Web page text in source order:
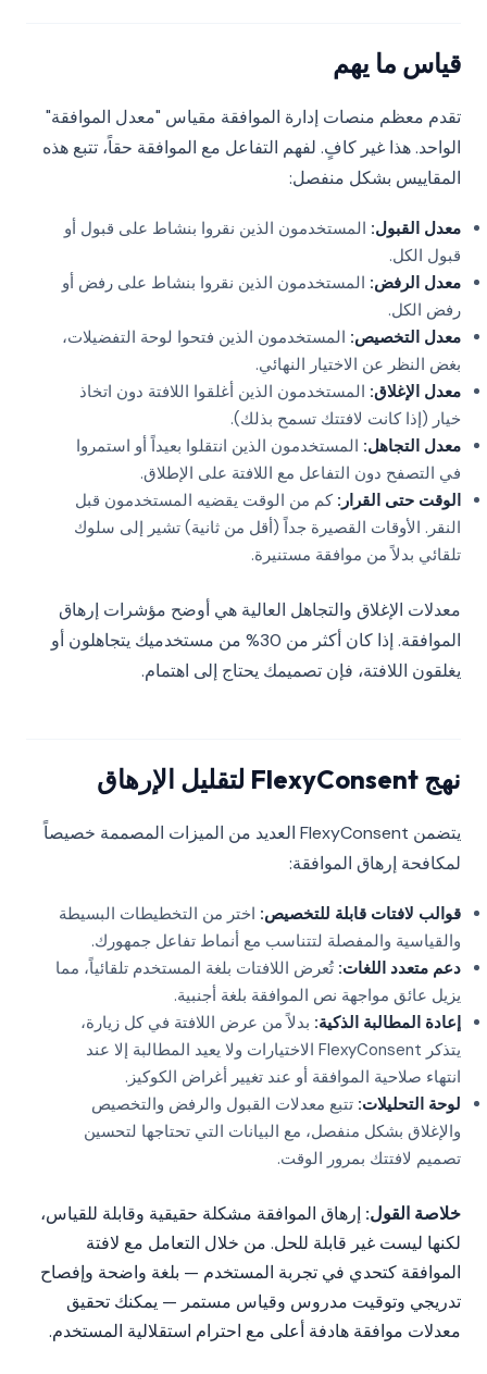
قياس ما يهم
تقدم معظم منصات إدارة الموافقة مقياس "معدل الموافقة"
الواحد. هذا غير كافٍ. لفهم التفاعل مع الموافقة حقاً، تتبع هذه
المقاييس بشكل منفصل:
معدل القبول: المستخدمون الذين نقروا بنشاط على قبول أو
قبول الكل.
معدل الرفض: المستخدمون الذين نقروا بنشاط على رفض أو
رفض الكل.
معدل التخصيص: المستخدمون الذين فتحوا لوحة التفضيلات،
بغض النظر عن الاختيار النهائي.
معدل الإغلاق: المستخدمون الذين أغلقوا اللافتة دون اتخاذ
خيار (إذا كانت لافتتك تسمح بذلك).
معدل التجاهل: المستخدمون الذين انتقلوا بعيداً أو استمروا
في التصفح دون التفاعل مع اللافتة على الإطلاق.
الوقت حتى القرار: كم من الوقت يقضيه المستخدمون قبل
النقر. الأوقات القصيرة جداً (أقل من ثانية) تشير إلى سلوك
تلقائي بدلاً من موافقة مستنيرة.
معدلات الإغلاق والتجاهل العالية هي أوضح مؤشرات إرهاق
الموافقة. إذا كان أكثر من 30% من مستخدميك يتجاهلون أو
يغلقون اللافتة، فإن تصميمك يحتاج إلى اهتمام.
نهج FlexyConsent لتقليل الإرهاق
يتضمن FlexyConsent العديد من الميزات المصممة خصيصاً
لمكافحة إرهاق الموافقة:
قوالب لافتات قابلة للتخصيص: اختر من التخطيطات البسيطة
والقياسية والمفصلة لتتناسب مع أنماط تفاعل جمهورك.
دعم متعدد اللغات: تُعرض اللافتات بلغة المستخدم تلقائياً، مما
يزيل عائق مواجهة نص الموافقة بلغة أجنبية.
إعادة المطالبة الذكية: بدلاً من عرض اللافتة في كل زيارة،
يتذكر FlexyConsent الاختيارات ولا يعيد المطالبة إلا عند
انتهاء صلاحية الموافقة أو عند تغيير أغراض الكوكيز.
لوحة التحليلات: تتبع معدلات القبول والرفض والتخصيص
والإغلاق بشكل منفصل، مع البيانات التي تحتاجها لتحسين
تصميم لافتتك بمرور الوقت.
خلاصة القول: إرهاق الموافقة مشكلة حقيقية وقابلة للقياس،
لكنها ليست غير قابلة للحل. من خلال التعامل مع لافتة
الموافقة كتحدي في تجربة المستخدم — بلغة واضحة وإفصاح
تدريجي وتوقيت مدروس وقياس مستمر — يمكنك تحقيق
معدلات موافقة هادفة أعلى مع احترام استقلالية المستخدم.